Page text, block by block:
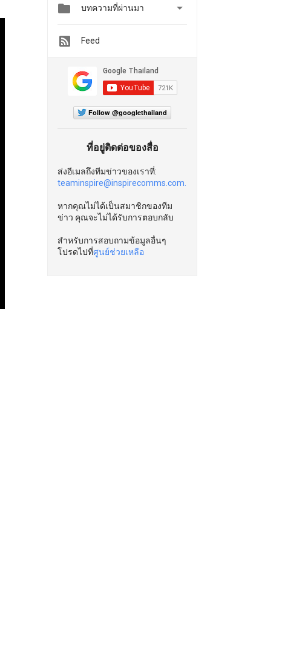
 บทความที่ผ่านมา 
Feed
Follow @googlethailand
ที่อยู่ติดต่อของสื่อ
ส่งอีเมลถึงทีมข่าวของเราที่:
teaminspire@inspirecomms.com.
หากคุณไม่ได้เป็นสมาชิกของทีม
ข่าว คุณจะไม่ได้รับการตอบกลับ
สำหรับการสอบถามข้อมูลอื่นๆ
โปรดไปที่ศูนย์ช่วยเหลือ